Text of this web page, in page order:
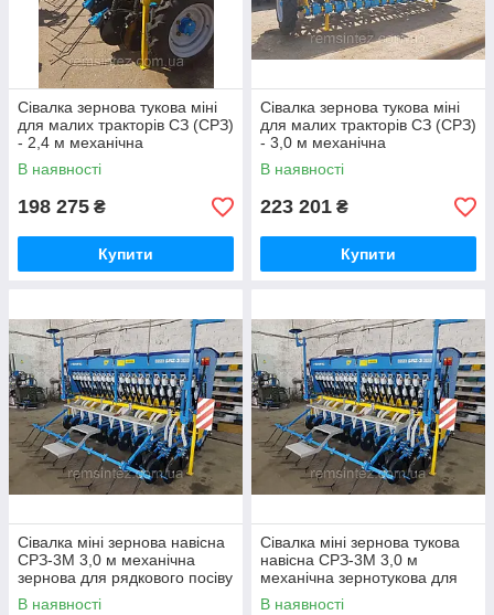
Сівалка зернова тукова міні
для малих тракторів СЗ (СРЗ)
- 2,4 м механічна
зернотукова для рядкового
посіву
В наявності
198 275 ₴
Купити
Сівалка зернова тукова міні
для малих тракторів СЗ (СРЗ)
- 3,0 м механічна
зернотукова для рядкового
посіву
В наявності
223 201 ₴
Купити
Сівалка міні зернова навісна
СРЗ-3М 3,0 м механічна
зернова для рядкового посіву
В наявності
Сівалка міні зернова тукова
навісна СРЗ-3М 3,0 м
механічна зернотукова для
рядкового посіву
В наявності